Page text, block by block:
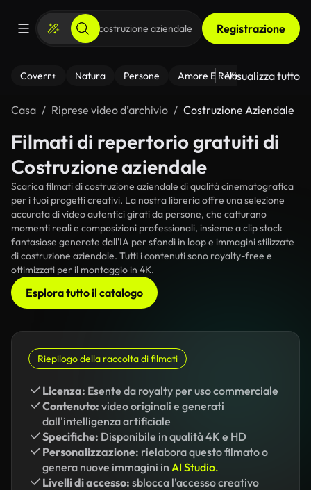
Registrazione
Coverr+ Natura Persone Amore E Relazioni Il
Visualizza tutto
Casa Riprese video d’archivio Costruzione Aziendale
Filmati di repertorio gratuiti di
Costruzione aziendale
Scarica filmati di costruzione aziendale di qualità cinematografica
per i tuoi progetti creativi. La nostra libreria offre una selezione
accurata di video autentici girati da persone, che catturano
momenti reali e composizioni professionali, insieme a clip stock
fantasiose generate dall'IA per sfondi in loop e immagini stilizzate
di costruzione aziendale. Tutti i contenuti sono royalty-free e
ottimizzati per il montaggio in 4K.
Esplora tutto il catalogo
Riepilogo della raccolta di filmati
Licenza: Esente da royalty per uso commerciale
Contenuto: video originali e generati
dall'intelligenza artificiale
Specifiche: Disponibile in qualità 4K e HD
Personalizzazione: rielabora questo filmato o
genera nuove immagini in AI Studio.
Livelli di accesso: sblocca l'accesso creativo